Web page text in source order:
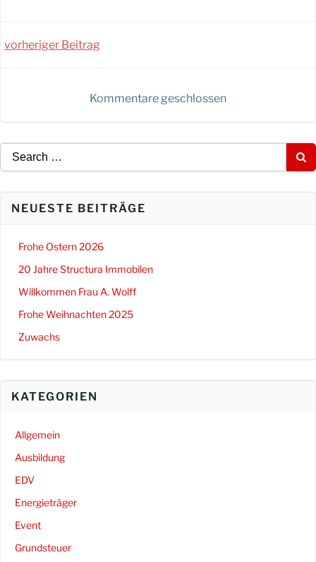
Post
vorheriger Beitrag
Kommentare geschlossen
Search
for:
NEUESTE BEITRÄGE
Frohe Ostern 2026
20 Jahre Structura Immobilen
Willkommen Frau A. Wolff
Frohe Weihnachten 2025
Zuwachs
KATEGORIEN
Allgemein
Ausbildung
EDV
Energieträger
Event
Grundsteuer